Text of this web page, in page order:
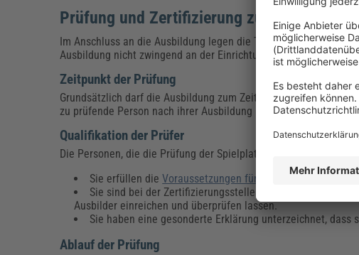
Prüfung und Zertifizierung zum
Im Anschluss an die Ausbildung legen die Teilnehmer die
Ausbildung nicht zwingend an der Einrichtung erfolgt sein, an
Zeitpunkt der Prüfung
Grundsätzlich darf die Ausbildung zum Zeitpunkt der Prüfung
zu prüfende Person nach ihrer Ausbildung mindestens alle drei
Qualifikation der Prüfer
Die Personen, die die Prüfung der Spielplatzprüfer durchführen,
Sie erfüllen dieVoraussetzungen für Ausbildernach DIN
Sie sind bei der Zertifizierungsstelle als Prüfer registriert
Ausbilder einreichen und überprüfen lassen.
Sie haben eine gesonderte Erklärung unterzeichnet,
Ablauf der Prüfung